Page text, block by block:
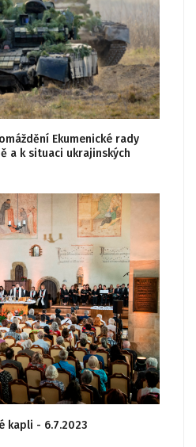
Ekumenické rady
a k situaci ukrajinských
kapli - 6.7.2023